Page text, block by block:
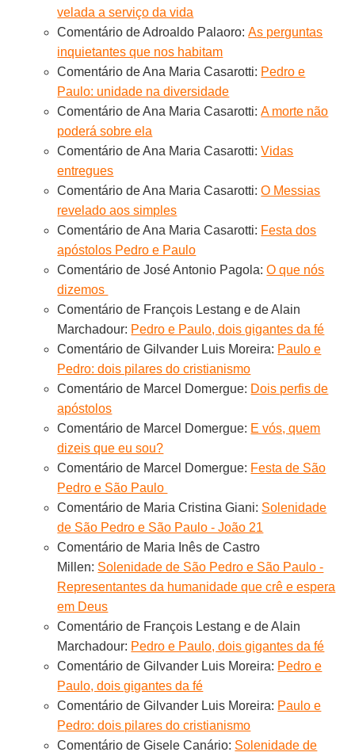
velada a serviço da vida
Comentário de Adroaldo Palaoro:As perguntas
inquietantes que nos habitam
Comentário de Ana Maria Casarotti: Pedro e
Paulo: unidade na diversidade
Comentário de Ana Maria Casarotti:A morte não
poderá sobre ela
Comentário de Ana Maria Casarotti:Vidas
entregues
Comentário de Ana Maria Casarotti:O Messias
revelado aos simples
Comentário de Ana Maria Casarotti: Festa dos
apóstolos Pedro e Paulo
Comentário de José Antonio Pagola:O que nós
dizemos
Comentário de François Lestang e de Alain
Marchadour: Pedro e Paulo, dois gigantes da fé
Comentário de Gilvander Luis Moreira: Paulo e
Pedro: dois pilares do cristianismo
Comentário de Marcel Domergue: Dois perfis de
apóstolos
Comentário de Marcel Domergue: E vós, quem
dizeis que eu sou?
Comentário de Marcel Domergue: Festa de São
Pedro e São Paulo
Comentário de Maria Cristina Giani: Solenidade
de São Pedro e São Paulo - João 21
Comentário de Maria Inês de Castro
Millen: Solenidade de São Pedro e São Paulo -
Representantes da humanidade que crê e espera
em Deus
Comentário de François Lestang e de Alain
Marchadour: Pedro e Paulo, dois gigantes da fé
Comentário de Gilvander Luis Moreira: Pedro e
Paulo, dois gigantes da fé
Comentário de Gilvander Luis Moreira: Paulo e
Pedro: dois pilares do cristianismo
Comentário de Gisele Canário: Solenidade de